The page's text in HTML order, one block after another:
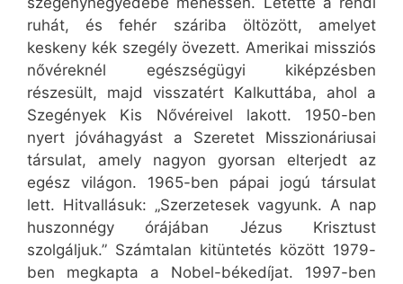
ruhát, és fehér száriba öltözött, amelyet
keskeny kék szegély övezett. Amerikai missziós
nővéreknél egészségügyi kiképzésben
részesült, majd visszatért Kalkuttába, ahol a
Szegények Kis Nővéreivel lakott. 1950-ben
nyert jóváhagyást a Szeretet Misszionáriusai
társulat, amely nagyon gyorsan elterjedt az
egész világon. 1965-ben pápai jogú társulat
lett. Hitvallásuk: „Szerzetesek vagyunk. A nap
huszonnégy órájában Jézus Krisztust
szolgáljuk.” Számtalan kitüntetés között 1979-
ben megkapta a Nobel-békedíjat. 1997-ben